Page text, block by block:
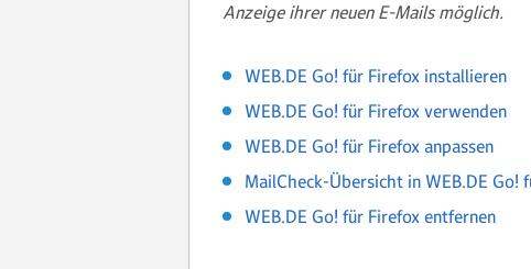
Anzeige ihrer neuen E-Mails möglich.
WEB.DE Go! für Firefox installieren
WEB.DE Go! für Firefox verwenden
WEB.DE Go! für Firefox anpassen
MailCheck-Übersicht in WEB.DE Go!
WEB.DE Go! für Firefox entfernen